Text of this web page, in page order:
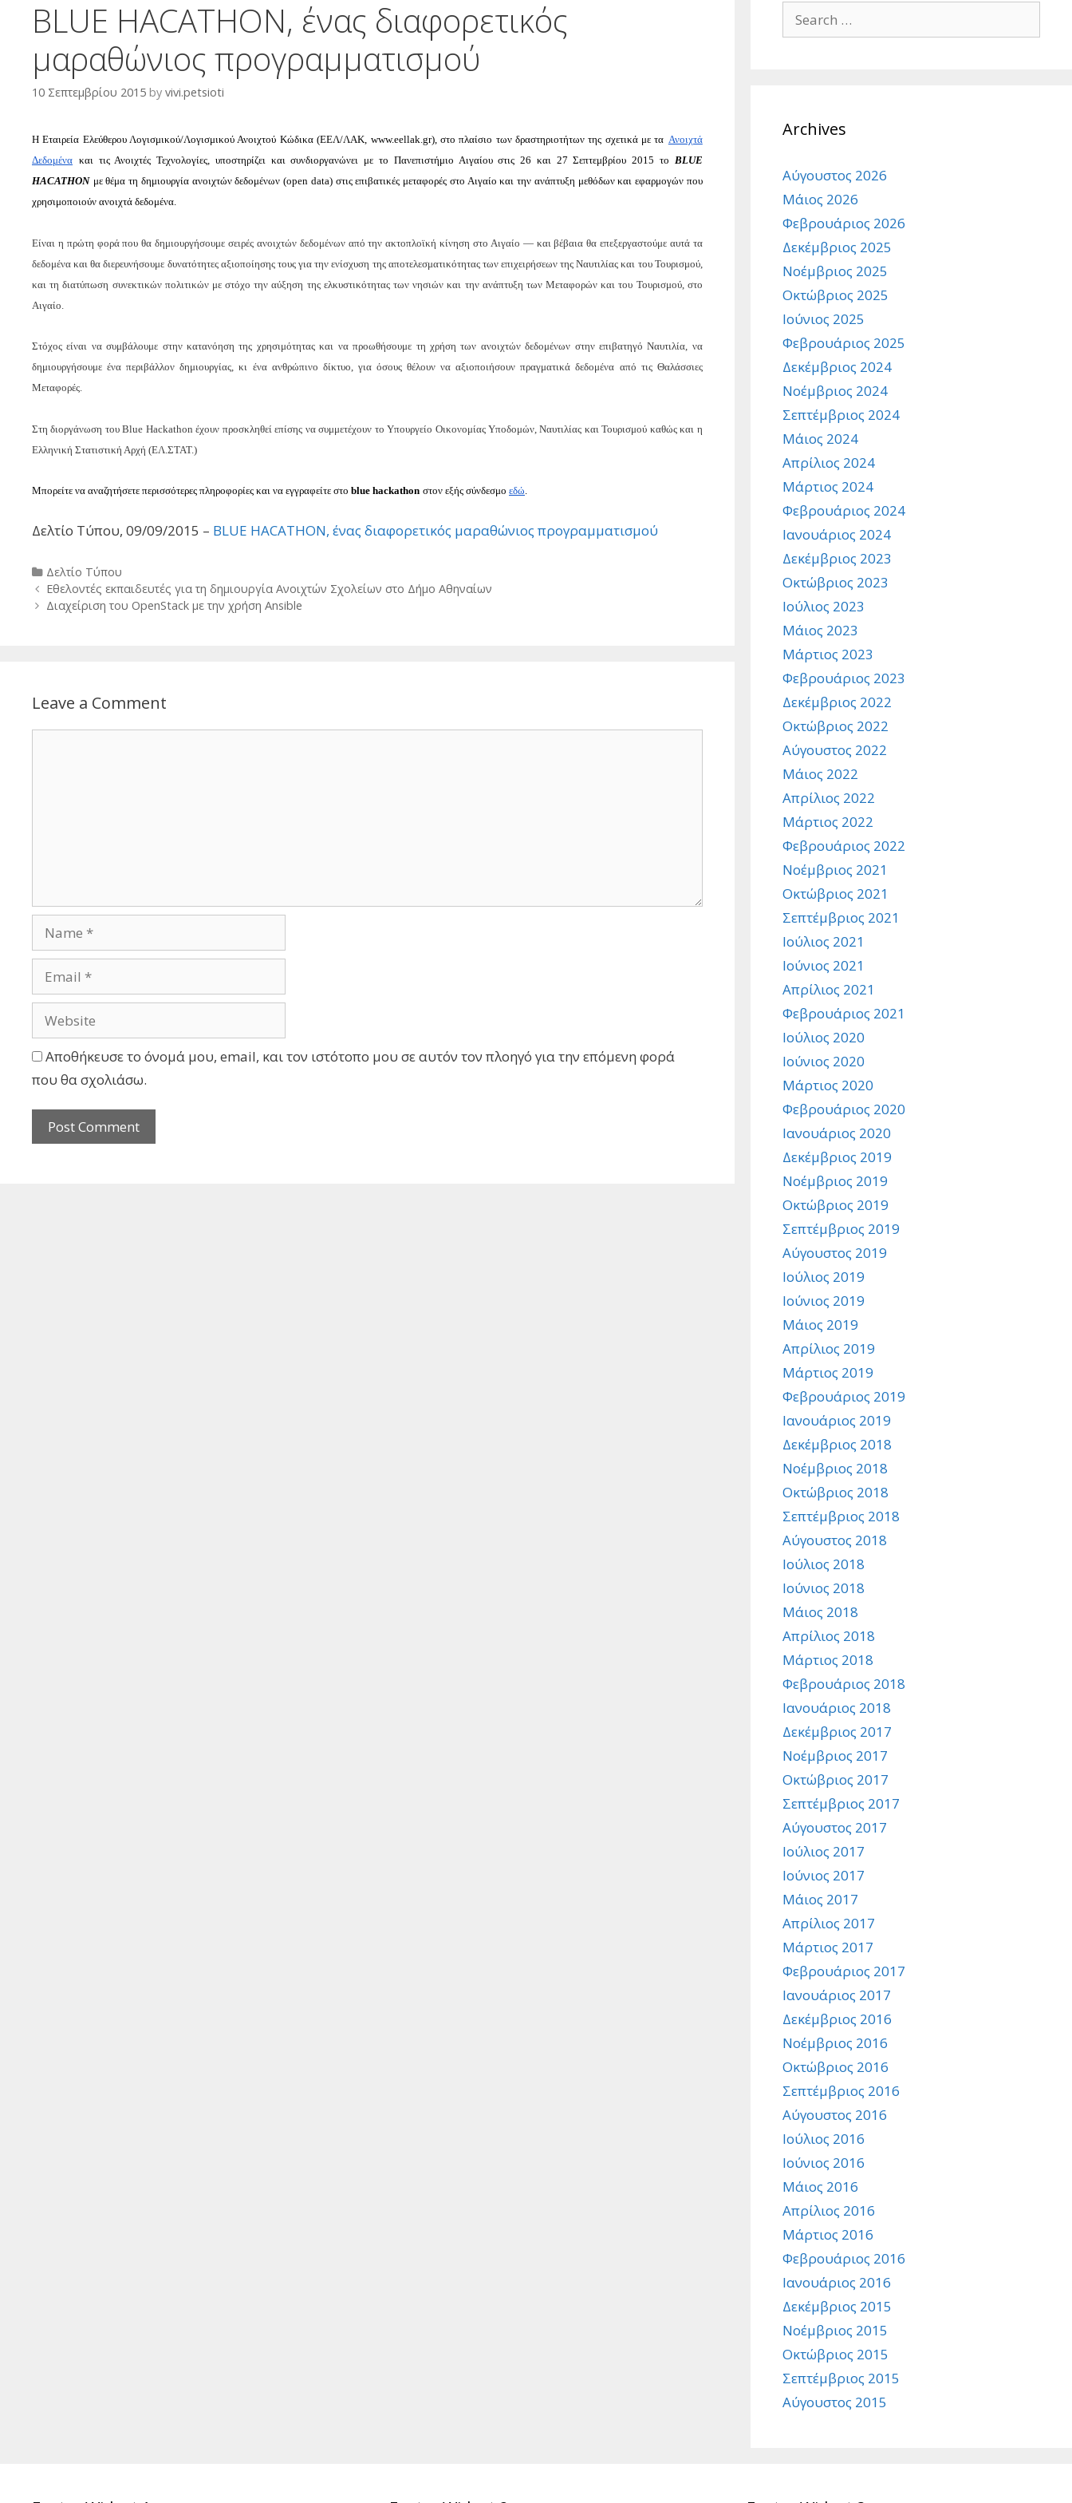
BLUE HACATHON, ένας διαφορετικός
μαραθώνιος προγραμματισμού
10 Σεπτεμβρίου 2015 by vivi.petsioti
Η Εταιρεία Ελεύθερου Λογισμικού/Λογισμικού Ανοιχτού Κώδικα (ΕΕΛ/ΛΑΚ, www.eellak.gr), στο πλαίσιο των δραστηριοτήτων της σχετικά με τα Ανοιχτά
Δεδομένα και τις Ανοιχτές Τεχνολογίες, υποστηρίζει και συνδιοργανώνει με το Πανεπιστήμιο Αιγαίου στις 26 και 27 Σεπτεμβρίου 2015 το BLUE
HACATHON με θέμα τη δημιουργία ανοιχτών δεδομένων (open data) στις επιβατικές μεταφορές στο Αιγαίο και την ανάπτυξη μεθόδων και εφαρμογών που
χρησιμοποιούν ανοιχτά δεδομένα.
Είναι η πρώτη φορά που θα δημιουργήσουμε σειρές ανοιχτών δεδομένων από την ακτοπλοϊκή κίνηση στο Αιγαίο — και βέβαια θα επεξεργαστούμε αυτά τα
δεδομένα και θα διερευνήσουμε δυνατότητες αξιοποίησης τους για την ενίσχυση της αποτελεσματικότητας των επιχειρήσεων της Ναυτιλίας και του Τουρισμού,
και τη διατύπωση συνεκτικών πολιτικών με στόχο την αύξηση της ελκυστικότητας των νησιών και την ανάπτυξη των Μεταφορών και του Τουρισμού, στο
Αιγαίο.
Στόχος είναι να συμβάλουμε στην κατανόηση της χρησιμότητας και να προωθήσουμε τη χρήση των ανοιχτών δεδομένων στην επιβατηγό Ναυτιλία, να
δημιουργήσουμε ένα περιβάλλον δημιουργίας, κι ένα ανθρώπινο δίκτυο, για όσους θέλουν να αξιοποιήσουν πραγματικά δεδομένα από τις Θαλάσσιες
Μεταφορές.
Στη διοργάνωση του Blue Hackathon έχουν προσκληθεί επίσης να συμμετέχουν το Υπουργείο Οικονομίας Υποδομών, Ναυτιλίας και Τουρισμού καθώς και η
Ελληνική Στατιστική Αρχή (ΕΛ.ΣΤΑΤ.)
Μπορείτε να αναζητήσετε περισσότερες πληροφορίες και να εγγραφείτε στο blue hackathon στον εξής σύνδεσμο εδώ.
Δελτίο Τύπου, 09/09/2015 – BLUE HACATHON, ένας διαφορετικός μαραθώνιος προγραμματισμού
Categories
Δελτίο Τύπου
Post
navigation
Εθελοντές εκπαιδευτές για τη δημιουργία Ανοιχτών Σχολείων στο Δήμο Αθηναίων
Διαχείριση του OpenStack με την χρήση Ansible
Leave a Comment
Αποθήκευσε το όνομά μου, email, και τον ιστότοπο μου σε αυτόν τον πλοηγό για την επόμενη φορά
που θα σχολιάσω.
Search
for:
Archives
Αύγουστος 2026
Μάιος 2026
Φεβρουάριος 2026
Δεκέμβριος 2025
Νοέμβριος 2025
Οκτώβριος 2025
Ιούνιος 2025
Φεβρουάριος 2025
Δεκέμβριος 2024
Νοέμβριος 2024
Σεπτέμβριος 2024
Μάιος 2024
Απρίλιος 2024
Μάρτιος 2024
Φεβρουάριος 2024
Ιανουάριος 2024
Δεκέμβριος 2023
Οκτώβριος 2023
Ιούλιος 2023
Μάιος 2023
Μάρτιος 2023
Φεβρουάριος 2023
Δεκέμβριος 2022
Οκτώβριος 2022
Αύγουστος 2022
Μάιος 2022
Απρίλιος 2022
Μάρτιος 2022
Φεβρουάριος 2022
Νοέμβριος 2021
Οκτώβριος 2021
Σεπτέμβριος 2021
Ιούλιος 2021
Ιούνιος 2021
Απρίλιος 2021
Φεβρουάριος 2021
Ιούλιος 2020
Ιούνιος 2020
Μάρτιος 2020
Φεβρουάριος 2020
Ιανουάριος 2020
Δεκέμβριος 2019
Νοέμβριος 2019
Οκτώβριος 2019
Σεπτέμβριος 2019
Αύγουστος 2019
Ιούλιος 2019
Ιούνιος 2019
Μάιος 2019
Απρίλιος 2019
Μάρτιος 2019
Φεβρουάριος 2019
Ιανουάριος 2019
Δεκέμβριος 2018
Νοέμβριος 2018
Οκτώβριος 2018
Σεπτέμβριος 2018
Αύγουστος 2018
Ιούλιος 2018
Ιούνιος 2018
Μάιος 2018
Απρίλιος 2018
Μάρτιος 2018
Φεβρουάριος 2018
Ιανουάριος 2018
Δεκέμβριος 2017
Νοέμβριος 2017
Οκτώβριος 2017
Σεπτέμβριος 2017
Αύγουστος 2017
Ιούλιος 2017
Ιούνιος 2017
Μάιος 2017
Απρίλιος 2017
Μάρτιος 2017
Φεβρουάριος 2017
Ιανουάριος 2017
Δεκέμβριος 2016
Νοέμβριος 2016
Οκτώβριος 2016
Σεπτέμβριος 2016
Αύγουστος 2016
Ιούλιος 2016
Ιούνιος 2016
Μάιος 2016
Απρίλιος 2016
Μάρτιος 2016
Φεβρουάριος 2016
Ιανουάριος 2016
Δεκέμβριος 2015
Νοέμβριος 2015
Οκτώβριος 2015
Σεπτέμβριος 2015
Αύγουστος 2015